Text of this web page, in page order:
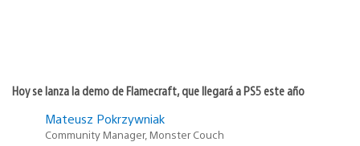
Hoy se lanza la demo de Flamecraft, que llegará a PS5 este año
Mateusz Pokrzywniak
Community Manager, Monster Couch